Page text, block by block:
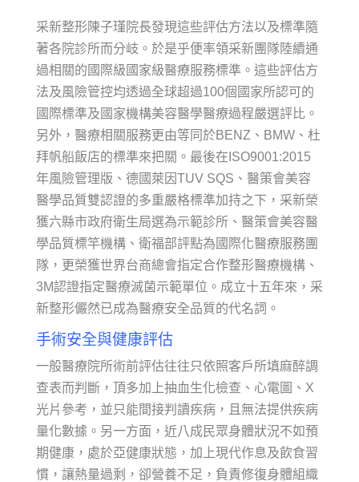
采新整形陳子瑾院長發現這些評估方法以及標準隨
著各院診所而分岐。於是乎便率領采新團隊陸續通
過相關的國際級國家級醫療服務標準。這些評估方
法及風險管控均透過全球超過100個國家所認可的
國際標準及國家機構美容醫學醫療過程嚴選評比。
另外，醫療相關服務更由等同於BENZ、BMW、杜
拜帆船飯店的標準來把關。最後在ISO9001:2015
年風險管理版、德國萊因TUV SQS、醫策會美容
醫學品質雙認證的多重嚴格標準加持之下，采新榮
獲六縣市政府衛生局選為示範診所、醫策會美容醫
學品質標竿機構、衛福部評點為國際化醫療服務團
隊，更榮獲世界台商總會指定合作整形醫療機構、
3M認證指定醫療滅菌示範單位。成立十五年來，采
新整形儼然已成為醫療安全品質的代名詞。
手術安全與健康評估
一般醫療院所術前評估往往只依照客戶所填麻醉調
查表而判斷，頂多加上抽血生化檢查、心電圖、X
光片參考，並只能間接判讀疾病，且無法提供疾病
量化數據。另一方面，近八成民眾身體狀況不如預
期健康，處於亞健康狀態，加上現代作息及飲食習
慣，讓熱量過剩，卻營養不足，負責修復身體組織